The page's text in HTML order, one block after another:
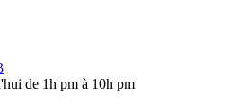
de 1h pm à 10h pm